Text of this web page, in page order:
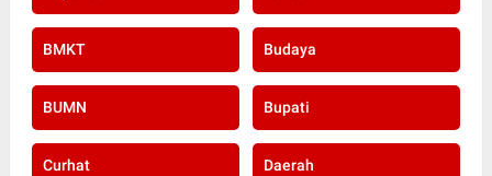
BMKT Budaya
BUMN Bupati
Curhat Daerah